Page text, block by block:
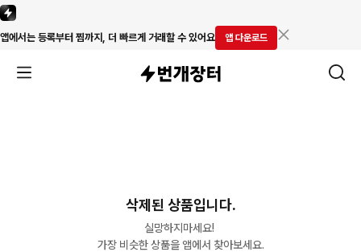
앱에서는 등록부터 찜까지, 더 빠르게 거래할 수 있어요 앱 다운로드
삭제된 상품입니다.
실망하지마세요!
가장 비슷한 상품을 앱에서 찾아보세요.